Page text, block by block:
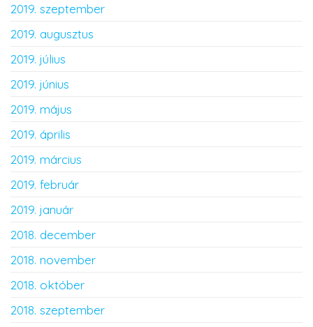
2019. szeptember
2019. augusztus
2019. július
2019. június
2019. május
2019. április
2019. március
2019. február
2019. január
2018. december
2018. november
2018. október
2018. szeptember